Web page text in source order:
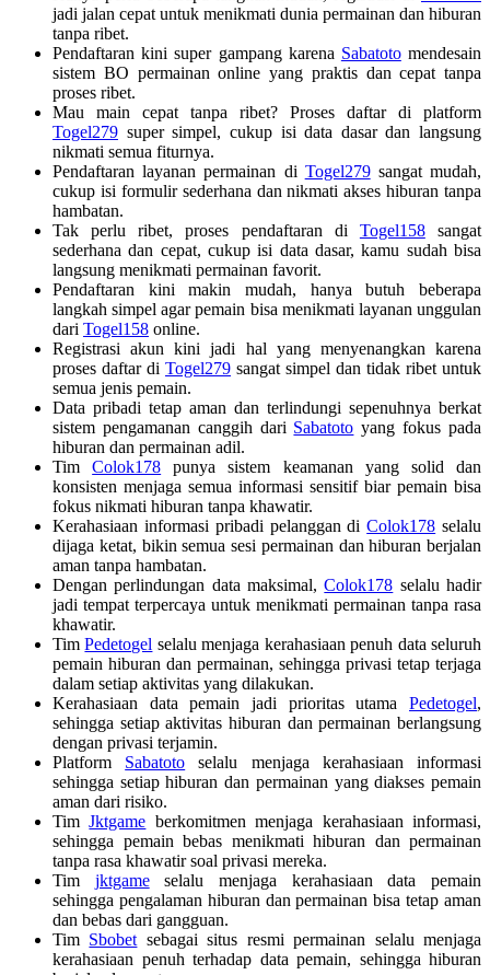
jadi jalan cepat untuk menikmati dunia permainan dan hiburan
tanpa ribet.
Pendaftaran kini super gampang karena Sabatotomendesain
sistem BO permainan online yang praktis dan cepat tanpa
proses ribet.
Mau main cepat tanpa ribet? Proses daftar di platform
Togel279 super simpel, cukup isi data dasar dan langsung
nikmati semua fiturnya.
Pendaftaran layanan permainan di Togel279sangat mudah,
cukup isi formulir sederhana dan nikmati akses hiburan tanpa
hambatan.
Tak perlu ribet, proses pendaftaran di Togel158sangat
sederhana dan cepat, cukup isi data dasar, kamu sudah bisa
langsung menikmati permainan favorit.
Pendaftaran kini makin mudah, hanya butuh beberapa
langkah simpel agar pemain bisa menikmati layanan unggulan
dari Togel158 online.
Registrasi akun kini jadi hal yang menyenangkan karena
proses daftar di Togel279 sangat simpel dan tidak ribet untuk
semua jenis pemain.
Data pribadi tetap aman dan terlindungi sepenuhnya berkat
sistem pengamanan canggih dari Sabatoto yang fokus pada
hiburan dan permainan adil.
TimColok178 punya sistem keamanan yang solid dan
konsisten menjaga semua informasi sensitif biar pemain bisa
fokus nikmati hiburan tanpa khawatir.
Kerahasiaan informasi pribadi pelanggan diColok178 selalu
dijaga ketat, bikin semua sesi permainan dan hiburan berjalan
aman tanpa hambatan.
Dengan perlindungan data maksimal,Colok178 selalu hadir
jadi tempat terpercaya untuk menikmati permainan tanpa rasa
khawatir.
TimPedetogel selalu menjaga kerahasiaan penuh data seluruh
pemain hiburan dan permainan, sehingga privasi tetap terjaga
dalam setiap aktivitas yang dilakukan.
Kerahasiaan data pemain jadi prioritas utama Pedetogel,
sehingga setiap aktivitas hiburan dan permainan berlangsung
dengan privasi terjamin.
Platform Sabatoto selalu menjaga kerahasiaan informasi
sehingga setiap hiburan dan permainan yang diakses pemain
aman dari risiko.
TimJktgame berkomitmen menjaga kerahasiaan informasi,
sehingga pemain bebas menikmati hiburan dan permainan
tanpa rasa khawatir soal privasi mereka.
Tim jktgameselalu menjaga kerahasiaan data pemain
sehingga pengalaman hiburan dan permainan bisa tetap aman
dan bebas dari gangguan.
Tim Sbobet sebagai situs resmi permainan selalu menjaga
kerahasiaan penuh terhadap data pemain, sehingga hiburan